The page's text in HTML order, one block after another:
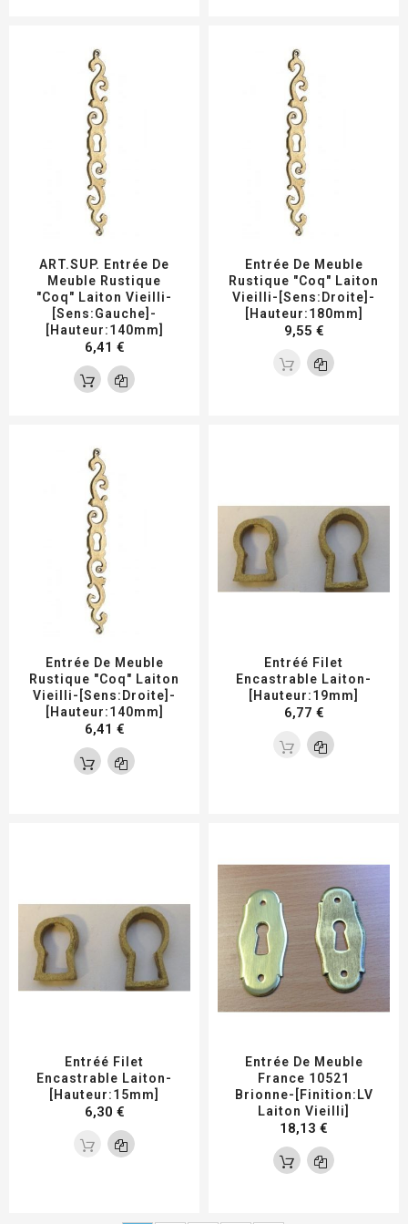
ART.SUP. Entrée De
Meuble Rustique
"coq" Laiton Vieilli-
[Sens:Gauche]-
[Hauteur:140mm]
6,41 €
Entrée De Meuble
Rustique "coq" Laiton
Vieilli-[Sens:Droite]-
[Hauteur:180mm]
9,55 €
Entrée De Meuble
Rustique "coq" Laiton
Vieilli-[Sens:Droite]-
[Hauteur:140mm]
6,41 €
Entréé Filet
Encastrable Laiton-
[Hauteur:19mm]
6,77 €
Entréé Filet
Encastrable Laiton-
[Hauteur:15mm]
6,30 €
Entrée De Meuble
France 10521
Brionne-[Finition:LV
Laiton Vieilli]
18,13 €